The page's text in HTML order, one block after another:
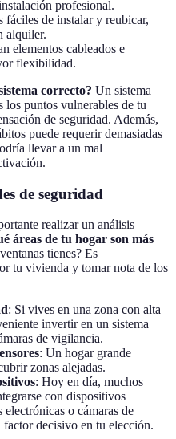
profesional.
fáciles de instalar y reubicar,
alquiler.
elementos cableados e
flexibilidad.
correcto? Un sistema
los puntos vulnerables de tu
de seguridad. Además,
puede requerir demasiadas
llevar a un mal
de seguridad
realizar un análisis
áreas de tu hogar son más
tienes? Es
tu vivienda y tomar nota de los
: Si vives en una zona con alta
invertir en un sistema
de vigilancia.
: Un hogar grande
zonas alejadas.
: Hoy en día, muchos
con dispositivos
o cámaras de
factor decisivo en tu elección.